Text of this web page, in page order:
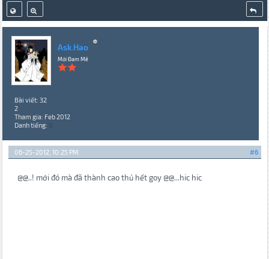
Ask.Hao
Mới Đam Mê
Bài viết: 32
2
Tham gia: Feb 2012
Danh tiếng: 0
#6
06-25-2012, 10:25 PM
@@..! mới đó mà đã thành cao thủ hết goy @@...hic hic